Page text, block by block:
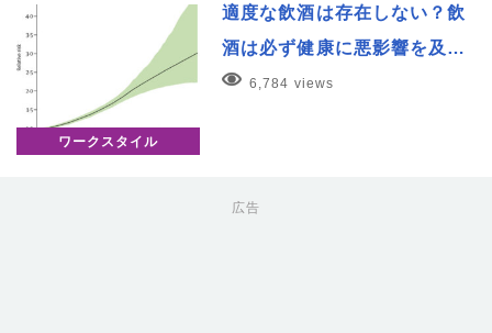
ワークスタイル
適度な飲酒は存在しない？飲
酒は必ず健康に悪影響を及…
6,784 views
広告